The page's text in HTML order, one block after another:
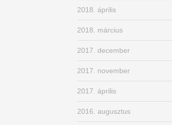
2018. április
2018. március
2017. december
2017. november
2017. április
2016. augusztus